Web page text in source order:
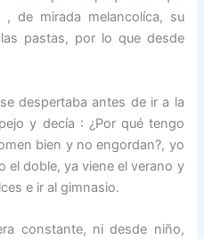
de mirada melancolíca, su
pastas, por lo que desde
despertaba antes de ir a la
y decía : ¿Por qué tengo
bien y no engordan?, yo
el doble, ya viene el verano y
e ir al gimnasio.
constante, ni desde niño,